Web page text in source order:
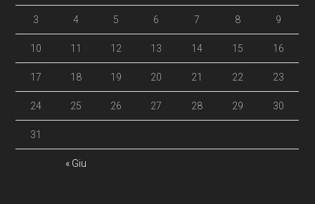
« Giu
3 4 5 6 7 8 9
10 11 12 13 14 15 16
17 18 19 20 21 22 23
24 25 26 27 28 29 30
31